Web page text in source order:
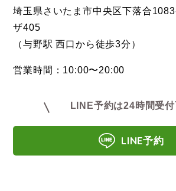
埼玉県さいたま市中央区下落合
ザ405
（与野駅 西口から徒歩3分）
営業時間：10:00〜20:00
LINE予約は24時間受
LINE予約